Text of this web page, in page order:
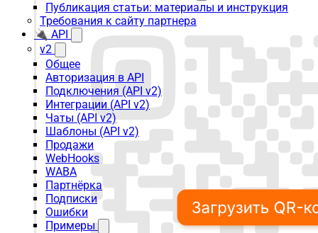
Публикация статьи: материалы и инструкция
Требования к сайту партнера
🔌 API
v2
Общее
Авторизация в API
Подключения (API v2)
Интеграции (API v2)
Чаты (API v2)
Шаблоны (API v2)
Продажи
WebHooks
WABA
Партнёрка
Подписки
Ошибки
Примеры